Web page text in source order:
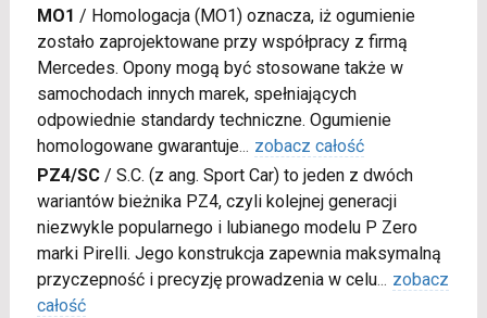
MO1 / Homologacja (MO1) oznacza, iż ogumienie
zostało zaprojektowane przy współpracy z firmą
Mercedes. Opony mogą być stosowane także w
samochodach innych marek, spełniających
odpowiednie standardy techniczne. Ogumienie
homologowane gwarantuje... zobacz całość
PZ4/SC/ S.C. (z ang. Sport Car) to jeden z dwóch
wariantów bieżnika PZ4, czyli kolejnej generacji
niezwykle popularnego i lubianego modelu P Zero
marki Pirelli. Jego konstrukcja zapewnia maksymalną
przyczepność i precyzję prowadzenia w celu... zobacz
całość